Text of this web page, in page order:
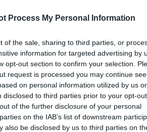
Process My Personal Information
of the sale, sharing to third parties, or
information for targeted advertising by
opt-out section to confirm your selection.
request is processed you may continue
on personal information utilized by us or
disclosed to third parties prior to your opt-
of the further disclosure of your personal
on the IAB’s list of downstream
also be disclosed by us to third parties on
Wydano specjalny